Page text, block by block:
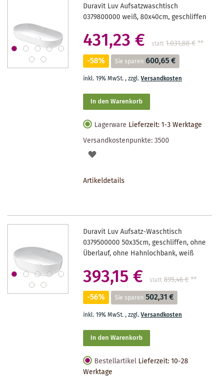
Duravit Luv Aufsatzwaschtisch
0379800000 weiß, 80x40cm, geschliffen
431,23 € statt 1.031,88 €**
-58% Sie sparen 600,65 €
inkl. 19% MwSt.,zzgl.Versandkosten
In den Warenkorb
Lagerware Lieferzeit: 1-3 Werktage
Versandkostenpunkte:3500
AUF
Artikeldetails
Duravit Luv Aufsatz-Waschtisch
0379500000 50x35cm, geschliffen, ohne
Überlauf, ohne Hahnlochbank, weiß
393,15 € statt 895,46 €**
-56% Sie sparen 502,31 €
inkl. 19% MwSt.,zzgl.Versandkosten
In den Warenkorb
Bestellartikel Lieferzeit: 10-28
Werktage